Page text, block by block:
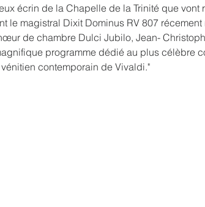
écrin de la Chapelle de la Trinité que
le magistral Dixit Dominus RV 807
de chambre Dulci Jubilo, Jean-
programme dédié au plus célèbre
contemporain de Vivaldi."